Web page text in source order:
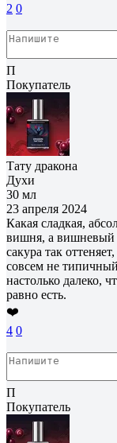
2 0
П
Покупатель
Тату дракона
Духи
30 мл
23 апреля 2024
Какая сладкая,
вишня, а вишневый
сакура так
совсем не
настолько далеко,
равно есть.
❤️
4 0
П
Покупатель